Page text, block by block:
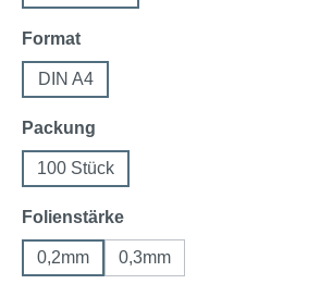
Formatauswählen
DIN A4
Packung
100 Stück
Folienstärkeauswählen
0,2mm 0,3mm